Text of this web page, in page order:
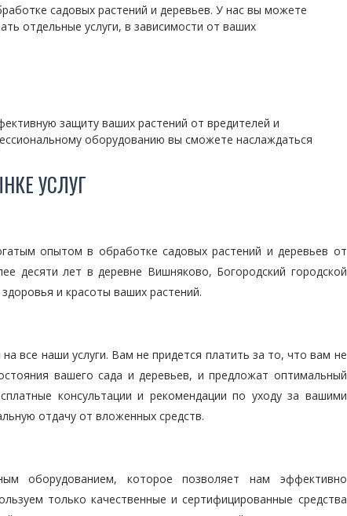
садовых растений и деревьев. У нас вы можете
отдельные услуги, в зависимости от ваших
защиту ваших растений от вредителей и
оборудованию вы сможете наслаждаться
УСЛУГ
опытом в обработке садовых растений и деревьев от
десяти лет в деревне Вишняково, Богородский городской
и красоты ваших растений.
все наши услуги. Вам не придется платить за то, что вам не
вашего сада и деревьев, и предложат оптимальный
консультации и рекомендации по уходу за вашими
отдачу от вложенных средств.
оборудованием, которое позволяет нам эффективно
только качественные и сертифицированные средства